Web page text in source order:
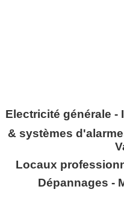
Electricité générale
& systèmes
Locaux
Dépannages -